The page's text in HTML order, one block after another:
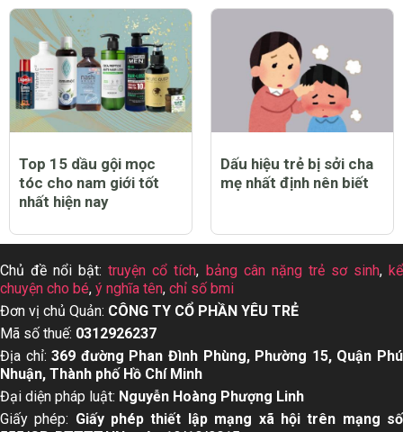
Top 15 dầu gội mọc
tóc cho nam giới tốt
nhất hiện nay
Dấu hiệu trẻ bị sởi cha
mẹ nhất định nên biết
Chủ đề nổi bật:truyện cổ tích, bảng cân nặng trẻ sơ sinh,kể
chuyện cho bé, ý nghĩa tên, chỉ số bmi
Đơn vị chủ Quản: CÔNG TY CỔ PHẦN YÊU TRẺ
Mã số thuế: 0312926237
Địa chỉ:369 đường Phan Đình Phùng, Phường 15, Quận Phú
Nhuận, Thành phố Hồ Chí Minh
Đại diện pháp luật: Nguyễn Hoàng Phượng Linh
Giấy phép: Giấy phép thiết lập mạng xã hội trên mạng số